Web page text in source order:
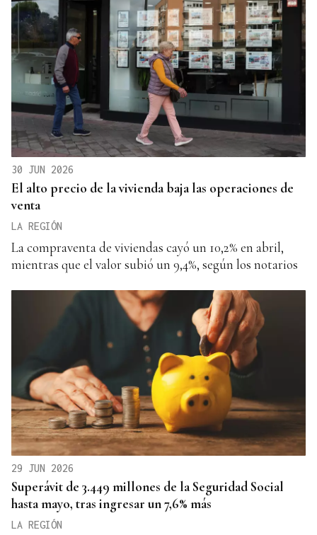
30 JUN 2026
El alto precio de la vivienda baja las operaciones de
venta
LA REGIÓN
La compraventa de viviendas cayó un 10,2% en abril,
mientras que el valor subió un 9,4%, según los notarios
29 JUN 2026
Superávit de 3.449 millones de la Seguridad Social
hasta mayo, tras ingresar un 7,6% más
LA REGIÓN